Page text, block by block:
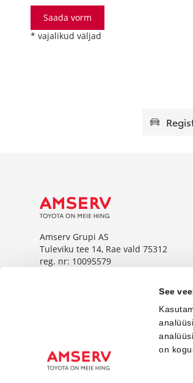
See
on
Saada vorm
* vajalikud väljad
Amserv Grupi AS
Tuleviku tee 14, Rae vald 75312
reg. nr: 10095579
Tuleviku tee 14, Rae vald 75312
www.amservauto.ee